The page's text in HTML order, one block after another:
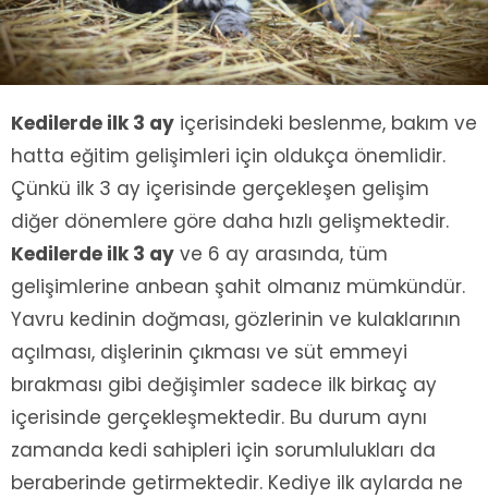
Kedilerde ilk 3 ay içerisindeki beslenme, bakım ve
hatta eğitim gelişimleri için oldukça önemlidir.
Çünkü ilk 3 ay içerisinde gerçekleşen gelişim
diğer dönemlere göre daha hızlı gelişmektedir.
Kedilerde ilk 3 ay ve 6 ay arasında, tüm
gelişimlerine anbean şahit olmanız mümkündür.
Yavru kedinin doğması, gözlerinin ve kulaklarının
açılması, dişlerinin çıkması ve süt emmeyi
bırakması gibi değişimler sadece ilk birkaç ay
içerisinde gerçekleşmektedir. Bu durum aynı
zamanda kedi sahipleri için sorumlulukları da
beraberinde getirmektedir. Kediye ilk aylarda ne